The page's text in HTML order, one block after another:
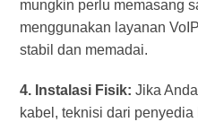
mungkin perlu memasang
menggunakan layanan
stabil dan memadai.
4. Instalasi Fisik: Jika
kabel, teknisi dari